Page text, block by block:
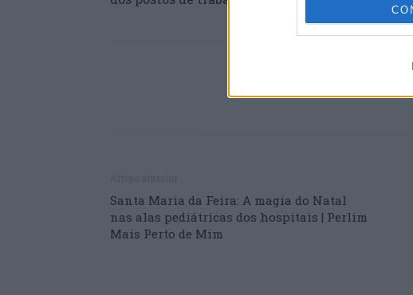
Santa Maria da Feira: A magia do Natal
nas alas pediátricas dos hospitais | Perlim
Mais Perto de Mim